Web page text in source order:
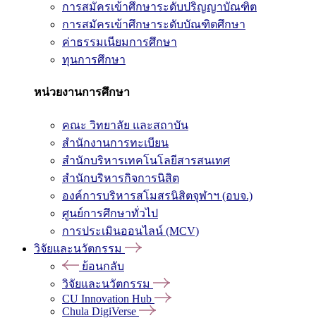
การสมัครเข้าศึกษาระดับปริญญาบัณฑิต
การสมัครเข้าศึกษาระดับบัณฑิตศึกษา
ค่าธรรมเนียมการศึกษา
ทุนการศึกษา
หน่วยงานการศึกษา
คณะ วิทยาลัย และสถาบัน
สำนักงานการทะเบียน
สำนักบริหารเทคโนโลยีสารสนเทศ
สำนักบริหารกิจการนิสิต
องค์การบริหารสโมสรนิสิตจุฬาฯ (อบจ.)
ศูนย์การศึกษาทั่วไป
การประเมินออนไลน์ (MCV)
วิจัยและนวัตกรรม
ย้อนกลับ
วิจัยและนวัตกรรม
CU Innovation Hub
Chula DigiVerse